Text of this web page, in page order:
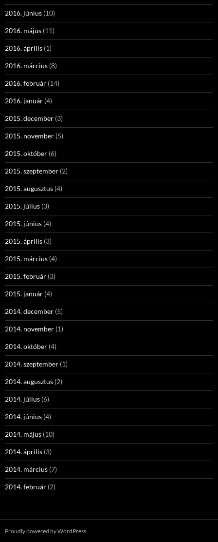
2016. június (10)
2016. május (11)
2016. április (1)
2016. március (8)
2016. február (14)
2016. január (4)
2015. december (3)
2015. november (5)
2015. október (6)
2015. szeptember (2)
2015. augusztus (4)
2015. július (3)
2015. június (4)
2015. április (3)
2015. március (4)
2015. február (3)
2015. január (4)
2014. december (5)
2014. november (1)
2014. október (4)
2014. szeptember (1)
2014. augusztus (2)
2014. július (6)
2014. június (4)
2014. május (10)
2014. április (3)
2014. március (7)
2014. február (2)
Proudly powered by WordPress